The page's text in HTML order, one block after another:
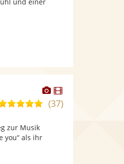
Sternen
Dieser
Künstler
stellt
Dieser
Künstler
5,0(37)
zur Musik
you“ als ihr